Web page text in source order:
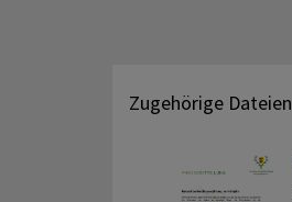
Zugehörige Dateien